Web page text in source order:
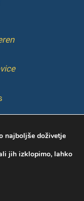
najboljše doživetje
jih izklopimo, lahko